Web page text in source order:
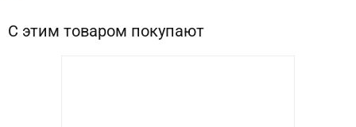
С этим товаром покупают